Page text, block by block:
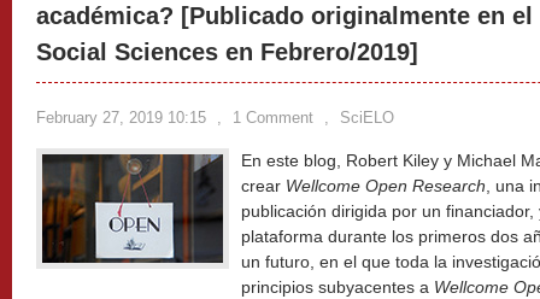
académica? [Publicado originalmente en
Social Sciences en Febrero/2019]
February 27, 2019 10:15 , 1 Comment , SciELO
En este blog, Robert Kiley y Michael
crear Wellcome Open Research , una
publicación dirigida por un
plataforma durante los primeros dos
un futuro, en el que toda la
principios subyacentes a Wellcome